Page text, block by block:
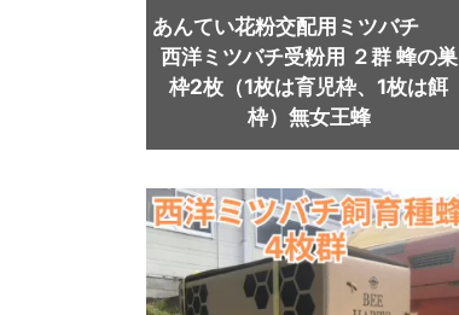
あんてい花粉交配用ミツバチ
西洋ミツバチ受粉用 ２群 蜂の巣
枠2枚（1枚は育児枠、1枚は餌
枠）無女王蜂